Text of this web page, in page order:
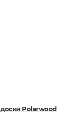
Polarwood